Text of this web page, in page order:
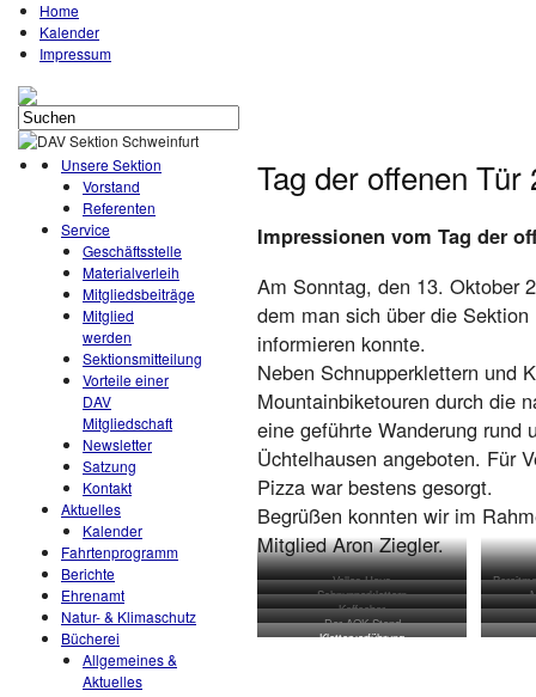
Home
Kalender
Impressum
Unsere Sektion
Vorstand
Referenten
Service
Geschäftsstelle
Materialverleih
Mitgliedsbeiträge
Mitglied
werden
Sektionsmitteilung
Vorteile einer
DAV
Mitgliedschaft
Newsletter
Satzung
Kontakt
Aktuelles
Kalender
Fahrtenprogramm
Berichte
Ehrenamt
Natur- & Klimaschutz
Bücherei
Allgemeines &
Aktuelles
Tag der offenen Tür
Impressionen vom Tag der
Am Sonntag, den 13. Oktober
dem man sich über die
informieren konnte.
Neben Schnupperklettern und
Mountainbiketouren durch die
eine geführte Wanderung rund
Üchtelhausen angeboten. Für
Pizza war bestens gesorgt.
Begrüßen konnten wir im
Mitglied Aron Ziegler.
Volles Haus
Schnupperklettern
Kaffeebar
Der AOK Stand
Klettervorführung